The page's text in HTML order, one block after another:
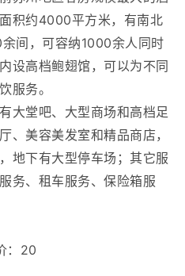
积约4000平方米，有南北
间，可容纳1000余人同时
设高档鲍翅馆，可以为不同
服务。
堂吧、大型商场和高档足
、美容美发室和精品商店，
地下有大型停车场；其它服
务、租车服务、保险箱服
：20